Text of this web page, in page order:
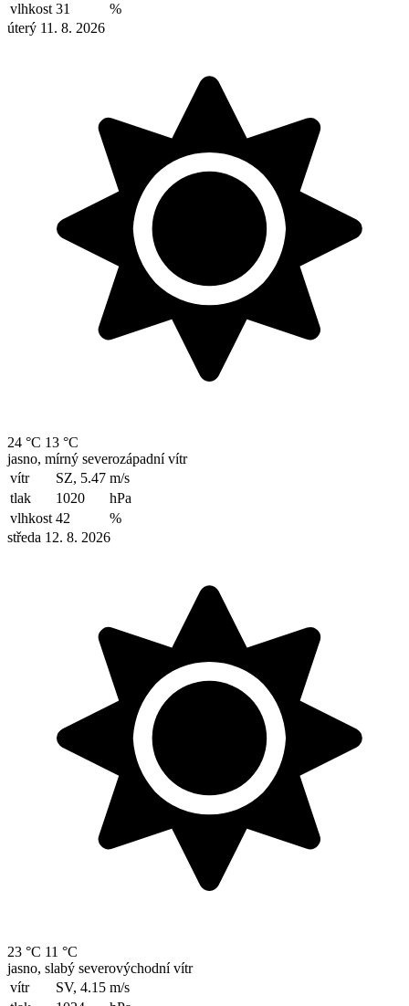
vlhkost 31
%
úterý 11. 8. 2026
24 °C 13 °C
jasno, mírný severozápadní vítr
vítr
SZ, 5.47 m/s
tlak
1020
hPa
vlhkost 42
%
středa 12. 8. 2026
23 °C 11 °C
jasno, slabý severovýchodní vítr
vítr
SV, 4.15 m/s